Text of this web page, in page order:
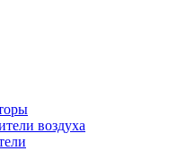
воздуха